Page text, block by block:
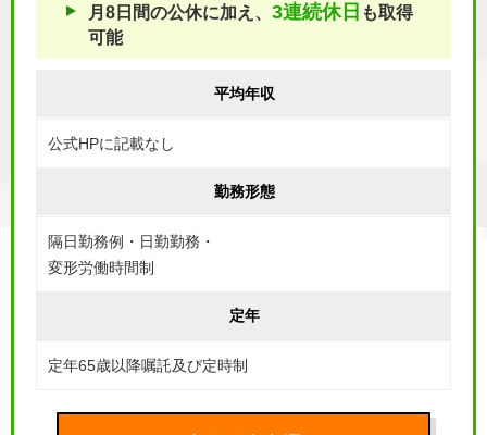
月8日間の公休に加え、 3連続休日 も取得
可能
平均年収
公式HPに記載なし
勤務形態
隔日勤務例・日勤勤務・
変形労働時間制
定年
定年65歳以降嘱託及び定時制